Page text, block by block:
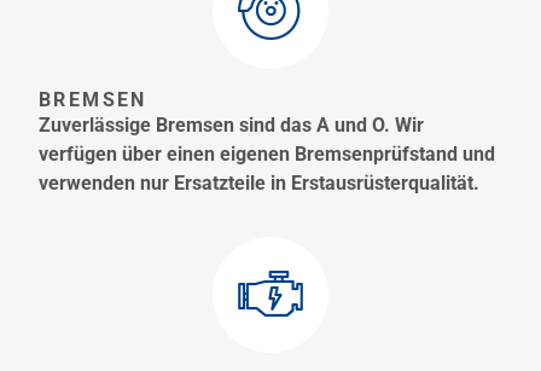
BREMSEN
Zuverlässige Bremsen sind das A und O. Wir
verfügen über einen eigenen Bremsenprüfstand und
verwenden nur Ersatzteile in Erstausrüsterqualität.